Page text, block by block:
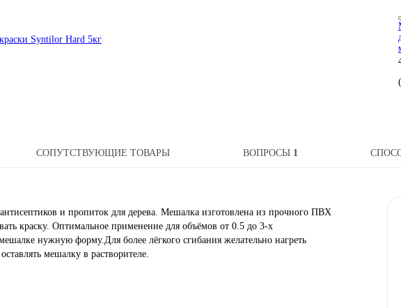
Syntilor Hard 5кг
СОПУТСТВУЮЩИЕ ТОВАРЫ ВОПРОСЫ 1
и пропиток для дерева. Мешалка изготовлена из прочного ПВХ
краску. Оптимальное применение для объёмов от 0.5 до 3-х
нужную форму.Для более лёгкого сгибания желательно нагреть
мешалку в растворителе.